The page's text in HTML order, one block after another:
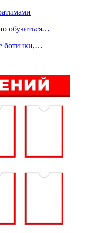
обучиться…
ботинки,…